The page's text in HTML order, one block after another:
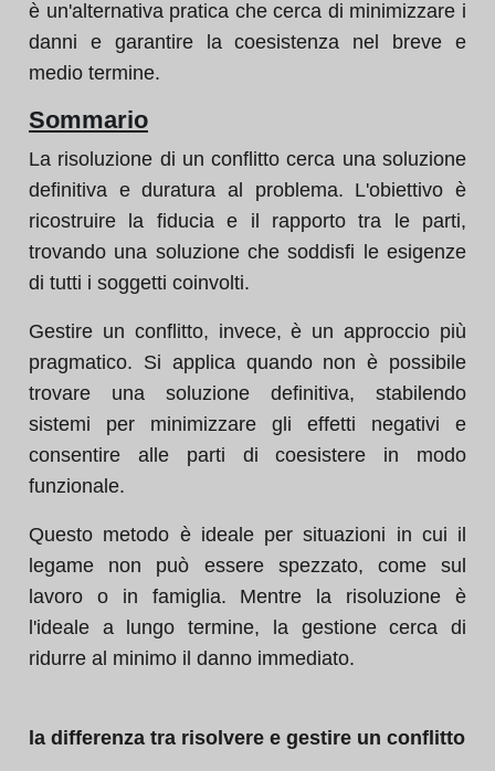
è un'alternativa pratica che cerca di minimizzare i
danni e garantire la coesistenza nel breve e
medio termine.
Sommario
La risoluzione di un conflitto cerca una soluzione
definitiva e duratura al problema. L'obiettivo è
ricostruire la fiducia e il rapporto tra le parti,
trovando una soluzione che soddisfi le esigenze
di tutti i soggetti coinvolti.
Gestire un conflitto, invece, è un approccio più
pragmatico. Si applica quando non è possibile
trovare una soluzione definitiva, stabilendo
sistemi per minimizzare gli effetti negativi e
consentire alle parti di coesistere in modo
funzionale.
Questo metodo è ideale per situazioni in cui il
legame non può essere spezzato, come sul
lavoro o in famiglia. Mentre la risoluzione è
l'ideale a lungo termine, la gestione cerca di
ridurre al minimo il danno immediato.
la differenza tra risolvere e gestire un conflitto